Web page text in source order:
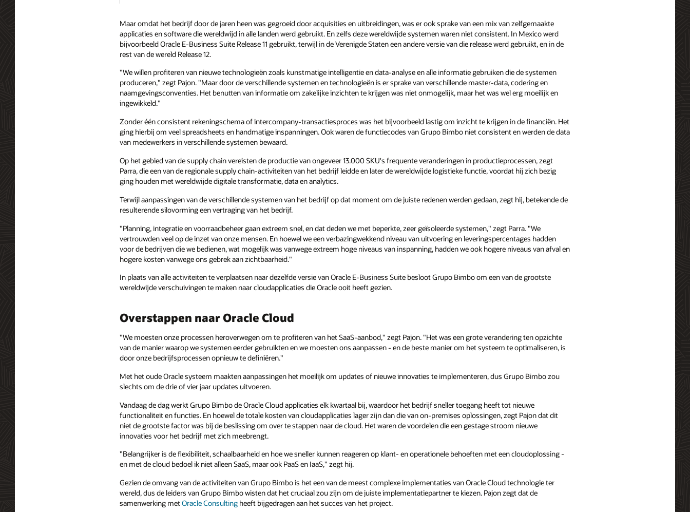
Maar omdat het bedrijf door de jaren heen was gegroeid door acquisities en uitbreidingen, was er ook sprake van een mix van zelfgemaakte
applicaties en software die wereldwijd in alle landen werd gebruikt. En zelfs deze wereldwijde systemen waren niet consistent. In Mexico werd
bijvoorbeeld Oracle E-Business Suite Release 11 gebruikt, terwijl in de Verenigde Staten een andere versie van die release werd gebruikt, en in de
rest van de wereld Release 12.
"We willen profiteren van nieuwe technologieën zoals kunstmatige intelligentie en data-analyse en alle informatie gebruiken die de systemen
produceren," zegt Pajon. "Maar door de verschillende systemen en technologieën is er sprake van verschillende master-data, codering en
naamgevingsconventies. Het benutten van informatie om zakelijke inzichten te krijgen was niet onmogelijk, maar het was wel erg moeilijk en
ingewikkeld."
Zonder één consistent rekeningschema of intercompany-transactiesproces was het bijvoorbeeld lastig om inzicht te krijgen in de financiën. Het
ging hierbij om veel spreadsheets en handmatige inspanningen. Ook waren de functiecodes van Grupo Bimbo niet consistent en werden de data
van medewerkers in verschillende systemen bewaard.
Op het gebied van de supply chain vereisten de productie van ongeveer 13.000 SKU's frequente veranderingen in productieprocessen, zegt
Parra, die een van de regionale supply chain-activiteiten van het bedrijf leidde en later de wereldwijde logistieke functie, voordat hij zich bezig
ging houden met wereldwijde digitale transformatie, data en analytics.
Terwijl aanpassingen van de verschillende systemen van het bedrijf op dat moment om de juiste redenen werden gedaan, zegt hij, betekende de
resulterende silovorming een vertraging van het bedrijf.
"Planning, integratie en voorraadbeheer gaan extreem snel, en dat deden we met beperkte, zeer geïsoleerde systemen," zegt Parra. "We
vertrouwden veel op de inzet van onze mensen. En hoewel we een verbazingwekkend niveau van uitvoering en leveringspercentages hadden
voor de bedrijven die we bedienen, wat mogelijk was vanwege extreem hoge niveaus van inspanning, hadden we ook hogere niveaus van afval en
hogere kosten vanwege ons gebrek aan zichtbaarheid."
In plaats van alle activiteiten te verplaatsen naar dezelfde versie van Oracle E-Business Suite besloot Grupo Bimbo om een van de grootste
wereldwijde verschuivingen te maken naar cloudapplicaties die Oracle ooit heeft gezien.
Overstappen naar Oracle Cloud
"We moesten onze processen heroverwegen om te profiteren van het SaaS-aanbod," zegt Pajon. "Het was een grote verandering ten opzichte
van de manier waarop we systemen eerder gebruikten en we moesten ons aanpassen - en de beste manier om het systeem te optimaliseren, is
door onze bedrijfsprocessen opnieuw te definiëren."
Met het oude Oracle systeem maakten aanpassingen het moeilijk om updates of nieuwe innovaties te implementeren, dus Grupo Bimbo zou
slechts om de drie of vier jaar updates uitvoeren.
Vandaag de dag werkt Grupo Bimbo de Oracle Cloud applicaties elk kwartaal bij, waardoor het bedrijf sneller toegang heeft tot nieuwe
functionaliteit en functies. En hoewel de totale kosten van cloudapplicaties lager zijn dan die van on-premises oplossingen, zegt Pajon dat dit
niet de grootste factor was bij de beslissing om over te stappen naar de cloud. Het waren de voordelen die een gestage stroom nieuwe
innovaties voor het bedrijf met zich meebrengt.
"Belangrijker is de flexibiliteit, schaalbaarheid en hoe we sneller kunnen reageren op klant- en operationele behoeften met een cloudoplossing -
en met de cloud bedoel ik niet alleen SaaS, maar ook PaaS en IaaS," zegt hij.
Gezien de omvang van de activiteiten van Grupo Bimbo is het een van de meest complexe implementaties van Oracle Cloud technologie ter
wereld, dus de leiders van Grupo Bimbo wisten dat het cruciaal zou zijn om de juiste implementatiepartner te kiezen. Pajon zegt dat de
samenwerking metOracle Consulting heeft bijgedragen aan het succes van het project.